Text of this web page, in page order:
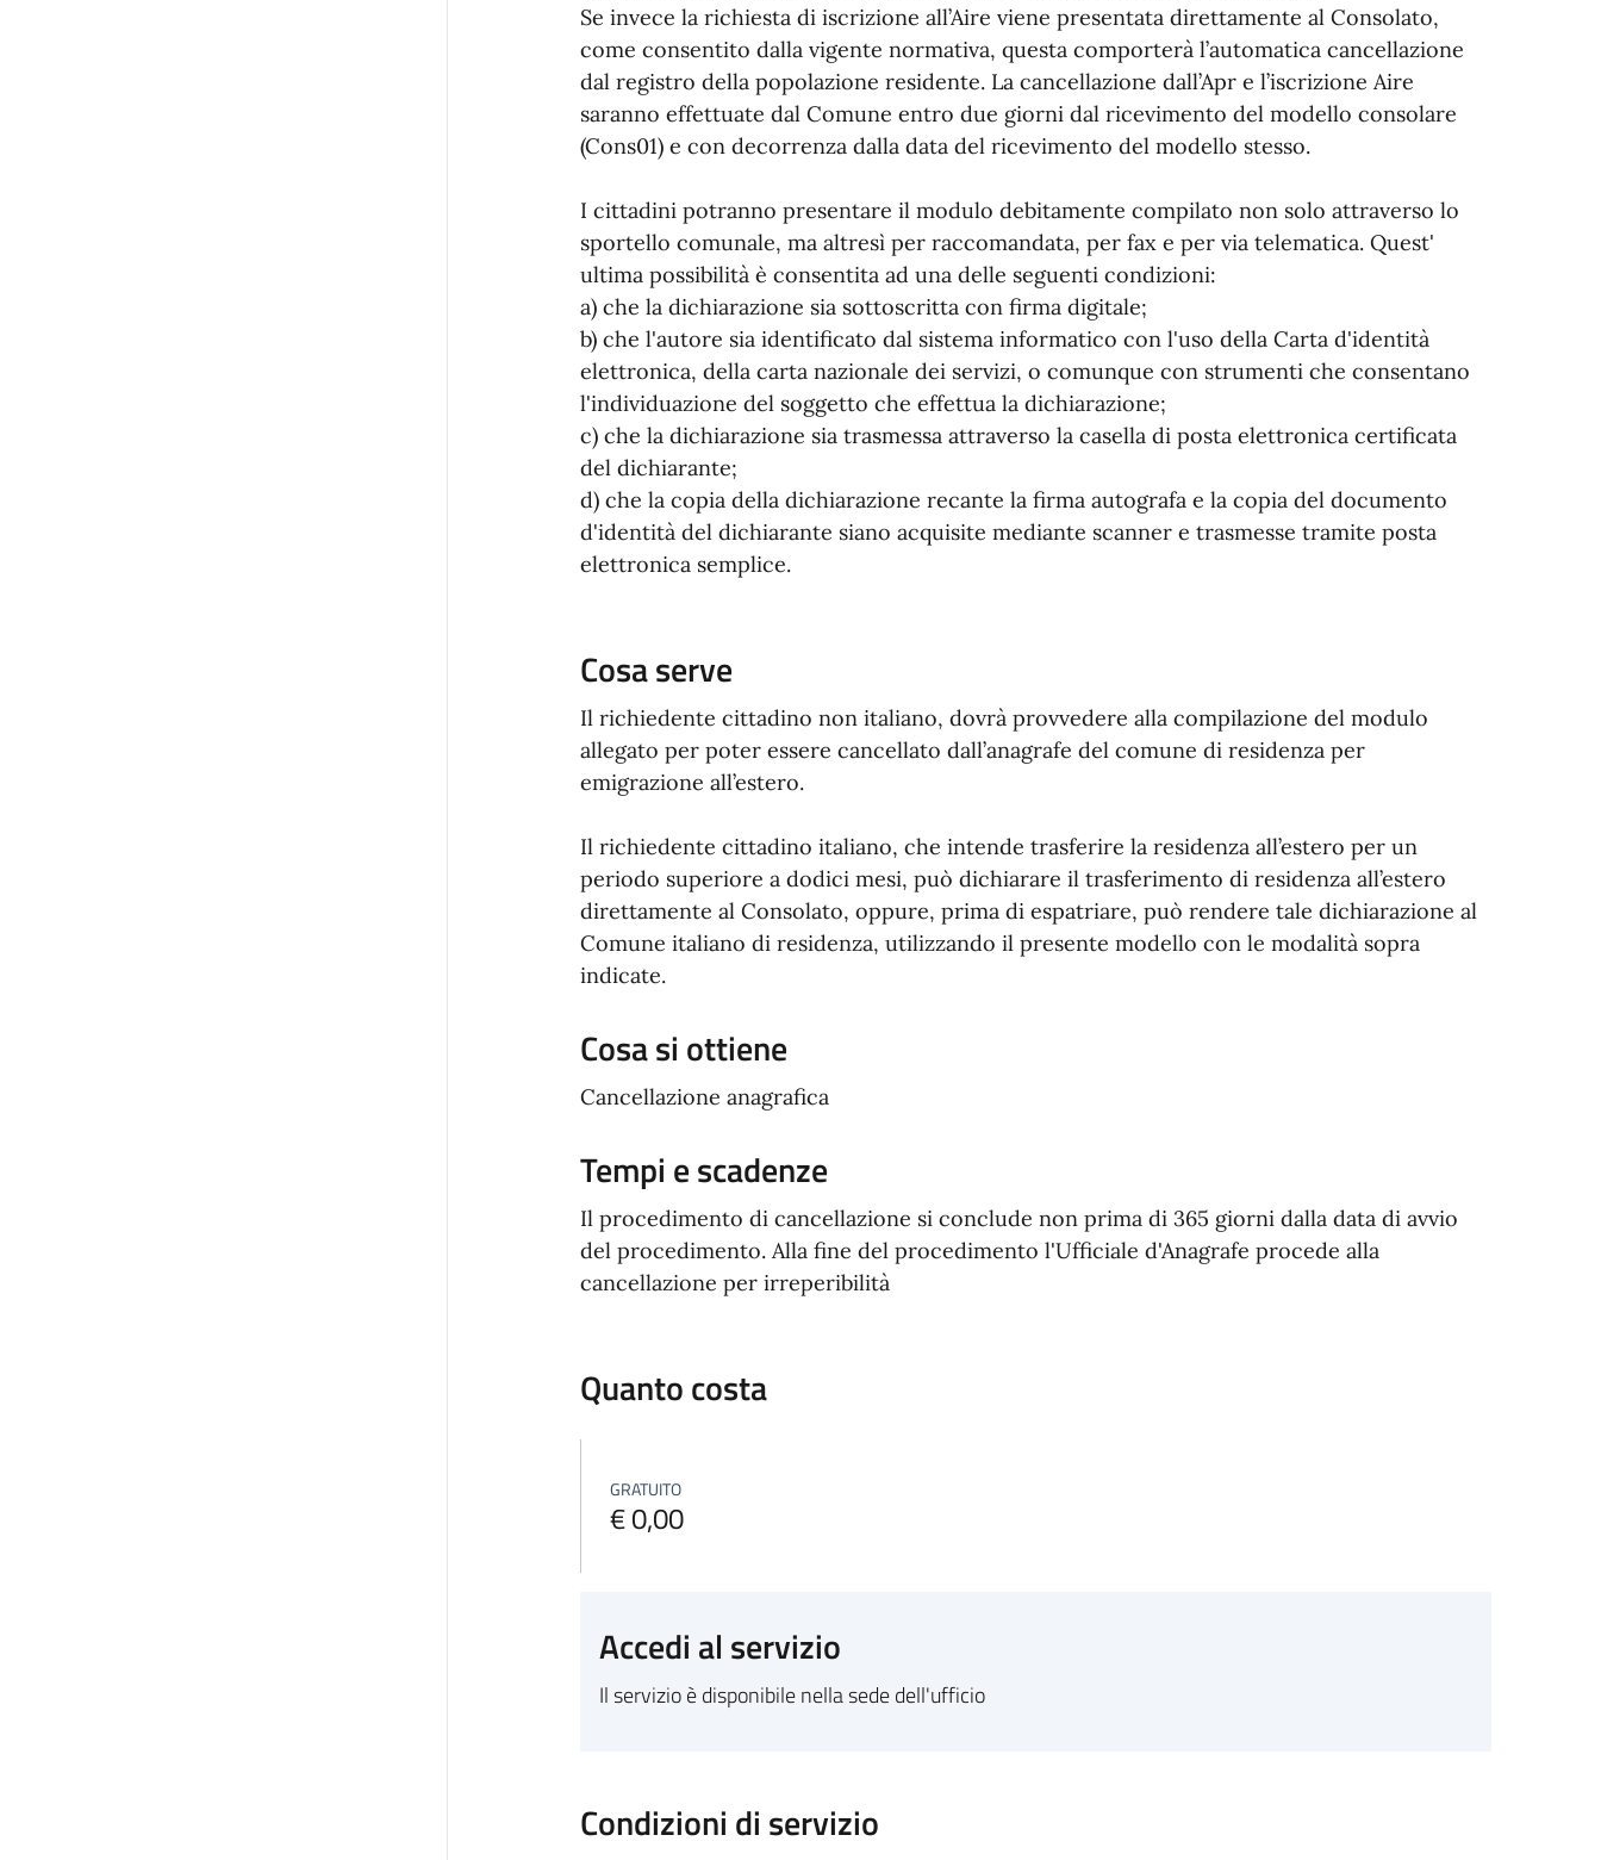
Se invece la richiesta di iscrizione all’Aire viene presentata direttamente al Consolato,
come consentito dalla vigente normativa, questa comporterà l’automatica cancellazione
dal registro della popolazione residente. La cancellazione dall’Apr e l’iscrizione Aire
saranno effettuate dal Comune entro due giorni dal ricevimento del modello consolare
(Cons01) e con decorrenza dalla data del ricevimento del modello stesso.
I cittadini potranno presentare il modulo debitamente compilato non solo attraverso lo
sportello comunale, ma altresì per raccomandata, per fax e per via telematica. Quest'
ultima possibilità è consentita ad una delle seguenti condizioni:
a) che la dichiarazione sia sottoscritta con firma digitale;
b) che l'autore sia identificato dal sistema informatico con l'uso della Carta d'identità
elettronica, della carta nazionale dei servizi, o comunque con strumenti che consentano
l'individuazione del soggetto che effettua la dichiarazione;
c) che la dichiarazione sia trasmessa attraverso la casella di posta elettronica certificata
del dichiarante;
d) che la copia della dichiarazione recante la firma autografa e la copia del documento
d'identità del dichiarante siano acquisite mediante scanner e trasmesse tramite posta
elettronica semplice.
Cosa serve
Il richiedente cittadino non italiano, dovrà provvedere alla compilazione del modulo
allegato per poter essere cancellato dall’anagrafe del comune di residenza per
emigrazione all’estero.
Il richiedente cittadino italiano, che intende trasferire la residenza all’estero per un
periodo superiore a dodici mesi, può dichiarare il trasferimento di residenza all’estero
direttamente al Consolato, oppure, prima di espatriare, può rendere tale dichiarazione al
Comune italiano di residenza, utilizzando il presente modello con le modalità sopra
indicate.
Cosa si ottiene
Cancellazione anagrafica
Tempi e scadenze
Il procedimento di cancellazione si conclude non prima di 365 giorni dalla data di avvio
del procedimento. Alla fine del procedimento l'Ufficiale d'Anagrafe procede alla
cancellazione per irreperibilità
Quanto costa
GRATUITO
€ 0,00
Accedi al servizio
Il servizio è disponibile nella sede dell'ufficio
Condizioni di servizio